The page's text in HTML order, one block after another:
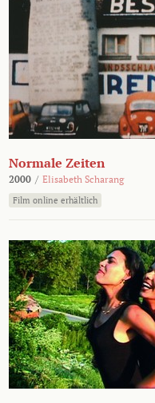
Normale Zeiten
2000 / Elisabeth Scharang
Film online erhältlich